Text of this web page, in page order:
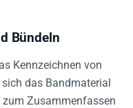
Bündeln
Kennzeichnen von
das Bandmaterial
zum Zusammenfassen